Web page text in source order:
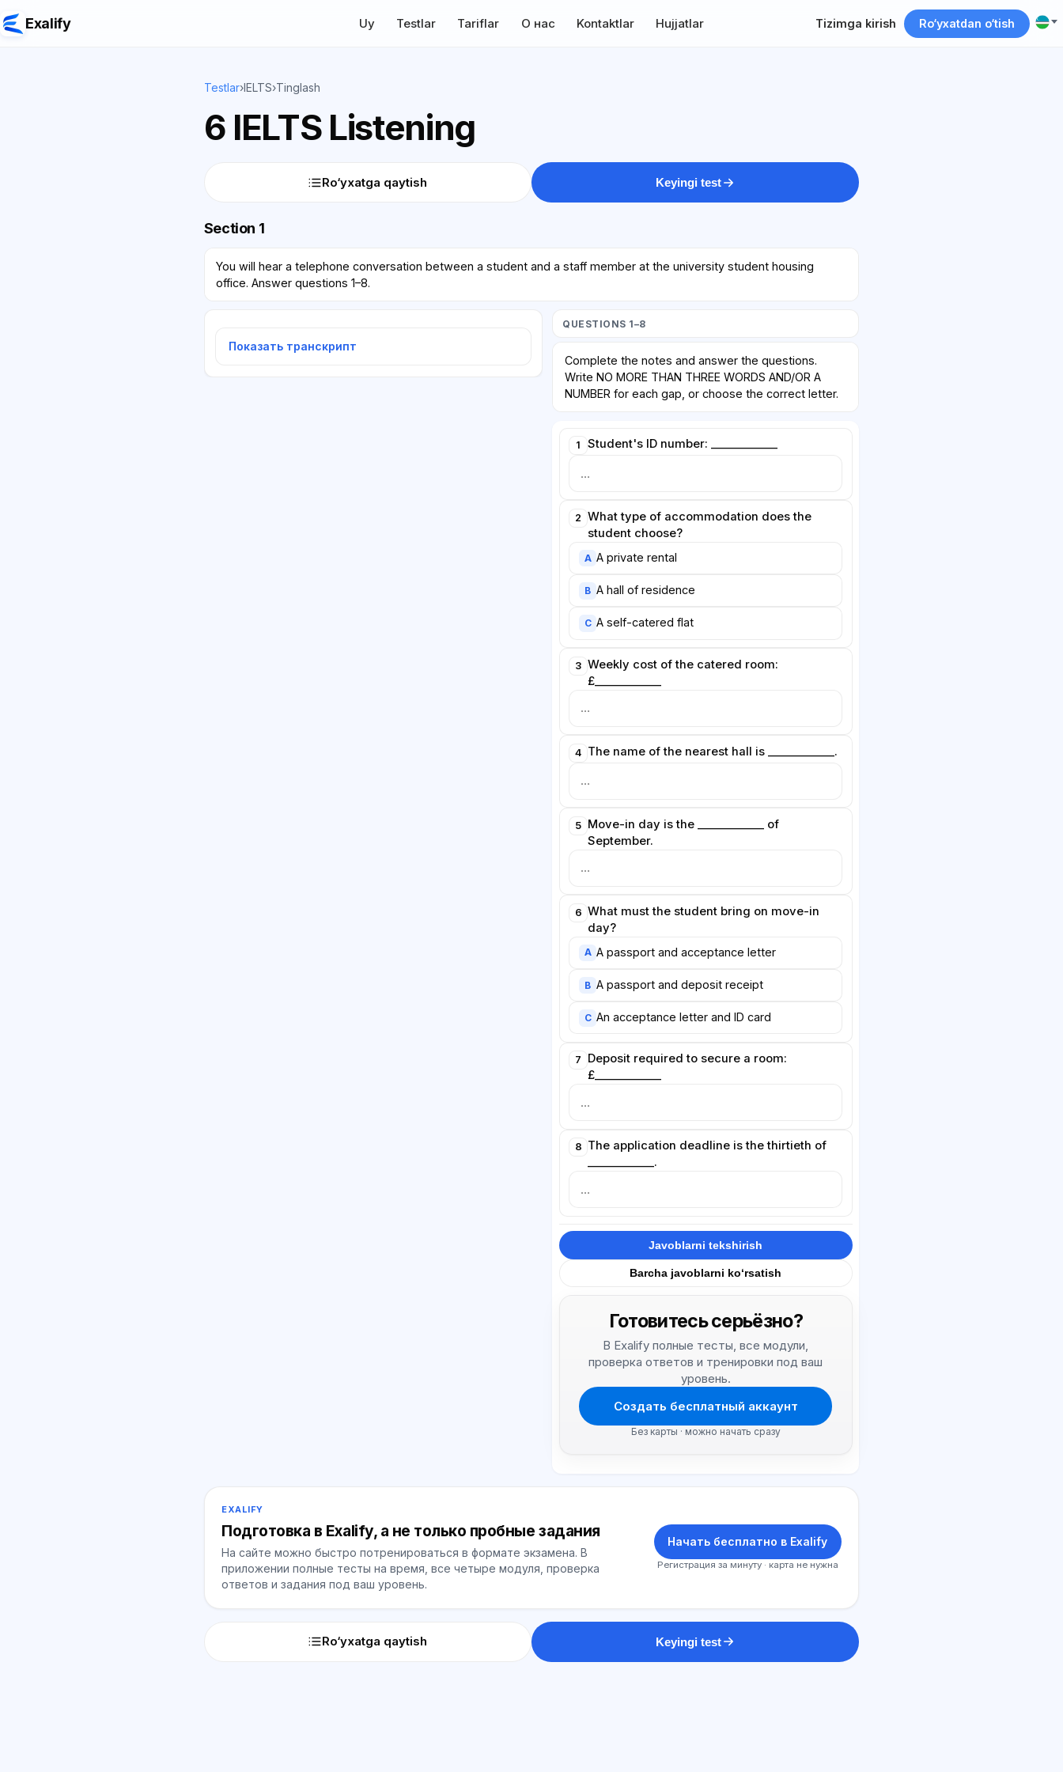
Exalify Uy Testlar Tariflar О нас Kontaktlar Hujjatlar Tizimga kirish Ro‘yxatdan o‘tish
Testlar›IELTS›Tinglash
6 IELTS Listening
Ro‘yxatga qaytish Keyingi test
Section 1
You will hear a telephone conversation between a student and a staff member at the university student housing
office. Answer questions 1–8.
Показать транскрипт
QUESTIONS 1–8
Complete the notes and answer the questions.
Write NO MORE THAN THREE WORDS AND/OR A
NUMBER for each gap, or choose the correct letter.
1 Student's ID number: ____________
2
What type of accommodation does the
student choose?
A A private rental
B A hall of residence
C A self-catered flat
3 Weekly cost of the catered room:
£____________
4 The name of the nearest hall is ____________.
5 Move-in day is the ____________ of
September.
6 What must the student bring on move-in
day?
A A passport and acceptance letter
B A passport and deposit receipt
C An acceptance letter and ID card
7
Deposit required to secure a room:
£____________
8 The application deadline is the thirtieth of
____________.
Javoblarni tekshirish
Barcha javoblarni ko‘rsatish
Готовитесь серьёзно?
В Exalify полные тесты, все модули,
проверка ответов и тренировки под ваш
уровень.
Создать бесплатный аккаунт
Без карты · можно начать сразу
EXALIFY
Подготовка в Exalify, а не только пробные задания
На сайте можно быстро потренироваться в формате экзамена. В
приложении полные тесты на время, все четыре модуля, проверка
ответов и задания под ваш уровень.
Начать бесплатно в Exalify
Регистрация за минуту · карта не нужна
Ro‘yxatga qaytish Keyingi test